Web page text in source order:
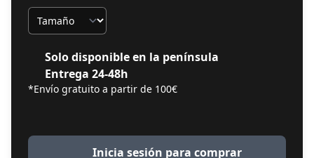
Tamaño
Solo disponible en la península
Entrega 24-48h
*Envío gratuito a partir de 100€
Inicia sesión para comprar